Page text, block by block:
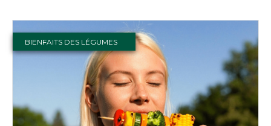
BIENFAITS DES LÉGUMES